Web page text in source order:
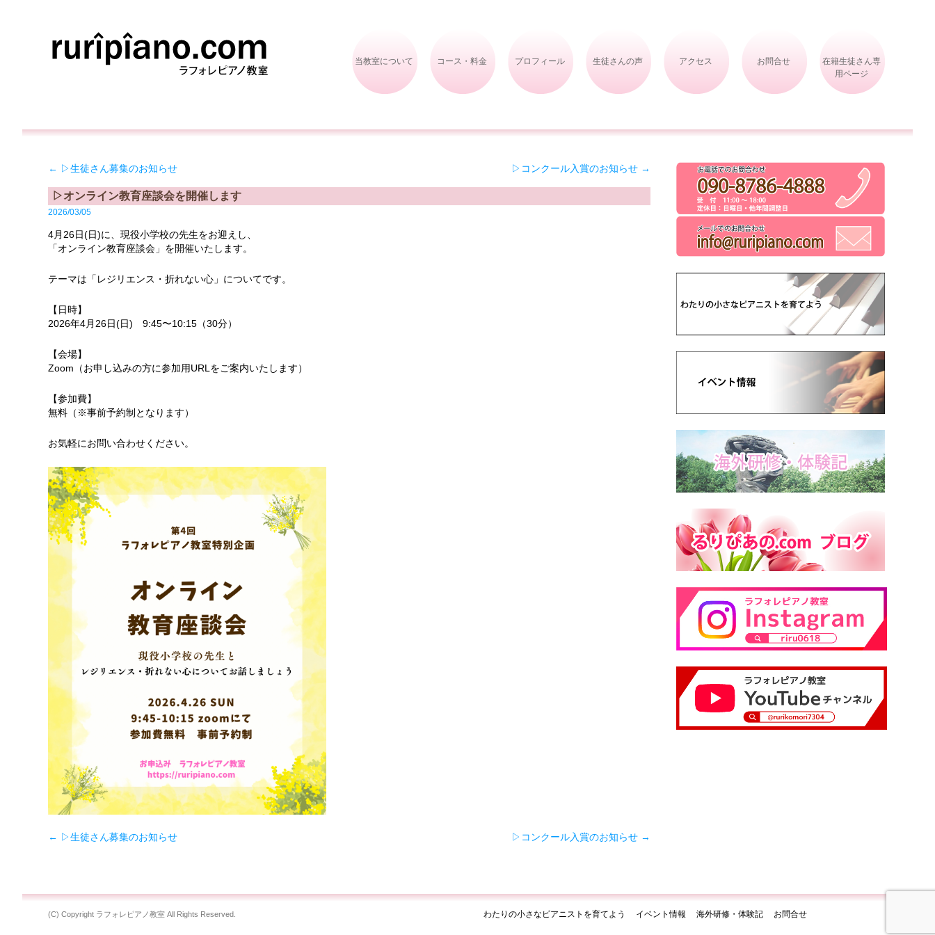
当教室について コース・料金 プロフィール 生徒さんの声 アクセス お問合せ
在籍生徒さん専
用ページ
← ▷生徒さん募集のお知らせ ▷コンクール入賞のお知らせ →
▷オンライン教育座談会を開催します
2026/03/05
4月26日(日)に、現役小学校の先生をお迎えし、
「オンライン教育座談会」を開催いたします。
テーマは「レジリエンス・折れない心」についてです。
【日時】
2026年4月26日(日) 9:45〜10:15（30分）
【会場】
Zoom（お申し込みの方に参加用URLをご案内いたします）
【参加費】
無料（※事前予約制となります）
お気軽にお問い合わせください。
← ▷生徒さん募集のお知らせ ▷コンクール入賞のお知らせ →
(C) Copyright ラフォレピアノ教室 All Rights Reserved. わたりの小さなピアニストを育てよう イベント情報 海外研修・体験記 お問合せ